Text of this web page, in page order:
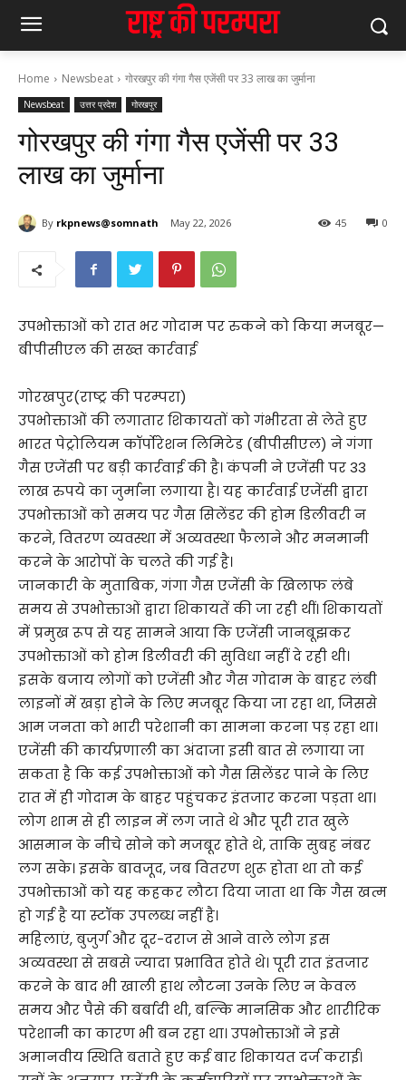
Home Newsbeat गोरखपुर की गंगा गैस एजेंसी पर 33 लाख का जुर्माना
Newsbeat उत्तर प्रदेश गोरखपुर
गोरखपुर की गंगा गैस एजेंसी पर 33
लाख का जुर्माना
By rkpnews@somnath May 22, 2026 0
45
उपभोक्ताओं को रात भर गोदाम पर रुकने को किया मजबूर—
बीपीसीएल की सख्त कार्रवाई
गोरखपुर(राष्ट्र की परम्परा)
उपभोक्ताओं की लगातार शिकायतों को गंभीरता से लेते हुए
भारत पेट्रोलियम कॉर्पोरेशन लिमिटेड (बीपीसीएल) ने गंगा
गैस एजेंसी पर बड़ी कार्रवाई की है। कंपनी ने एजेंसी पर 33
लाख रुपये का जुर्माना लगाया है। यह कार्रवाई एजेंसी द्वारा
उपभोक्ताओं को समय पर गैस सिलेंडर की होम डिलीवरी न
करने, वितरण व्यवस्था में अव्यवस्था फैलाने और मनमानी
करने के आरोपों के चलते की गई है।
जानकारी के मुताबिक, गंगा गैस एजेंसी के खिलाफ लंबे
समय से उपभोक्ताओं द्वारा शिकायतें की जा रही थीं। शिकायतों
में प्रमुख रूप से यह सामने आया कि एजेंसी जानबूझकर
उपभोक्ताओं को होम डिलीवरी की सुविधा नहीं दे रही थी।
इसके बजाय लोगों को एजेंसी और गैस गोदाम के बाहर लंबी
लाइनों में खड़ा होने के लिए मजबूर किया जा रहा था, जिससे
आम जनता को भारी परेशानी का सामना करना पड़ रहा था।
एजेंसी की कार्यप्रणाली का अंदाजा इसी बात से लगाया जा
सकता है कि कई उपभोक्ताओं को गैस सिलेंडर पाने के लिए
रात में ही गोदाम के बाहर पहुंचकर इंतजार करना पड़ता था।
लोग शाम से ही लाइन में लग जाते थे और पूरी रात खुले
आसमान के नीचे सोने को मजबूर होते थे, ताकि सुबह नंबर
लग सके। इसके बावजूद, जब वितरण शुरू होता था तो कई
उपभोक्ताओं को यह कहकर लौटा दिया जाता था कि गैस खत्म
हो गई है या स्टॉक उपलब्ध नहीं है।
महिलाएं, बुजुर्ग और दूर-दराज से आने वाले लोग इस
अव्यवस्था से सबसे ज्यादा प्रभावित होते थे। पूरी रात इंतजार
करने के बाद भी खाली हाथ लौटना उनके लिए न केवल
समय और पैसे की बर्बादी थी, बल्कि मानसिक और शारीरिक
परेशानी का कारण भी बन रहा था। उपभोक्ताओं ने इसे
अमानवीय स्थिति बताते हुए कई बार शिकायत दर्ज कराई।